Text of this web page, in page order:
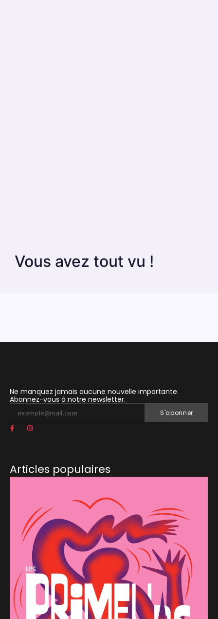
Vous avez tout vu !
Ne manquez jamais aucune nouvelle importante.
Abonnez-vous à notre newsletter.
S'abonner
Articles populaires